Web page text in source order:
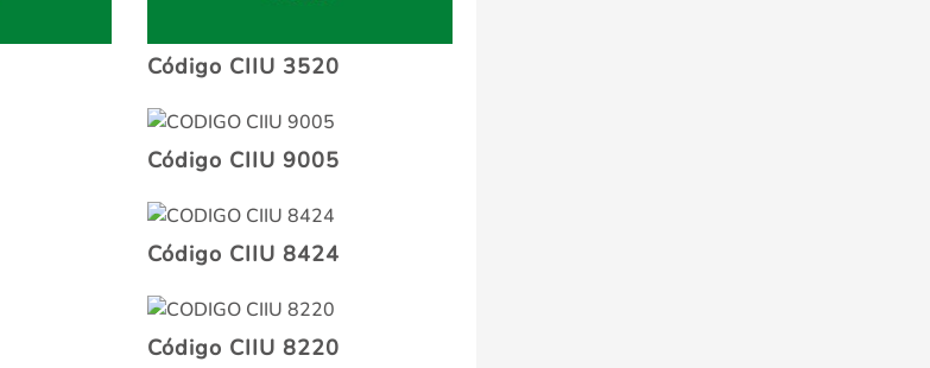
Código CIIU 3520
Código CIIU 9005
Código CIIU 8424
Código CIIU 8220